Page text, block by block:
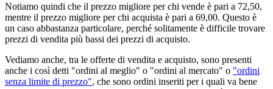
Notiamo quindi che il prezzo migliore per chi vende è pari a 72,50,
mentre il prezzo migliore per chi acquista è pari a 69,00. Questo è
un caso abbastanza particolare, perché solitamente è difficile trovare
prezzi di vendita più bassi dei prezzi di acquisto.
Vediamo anche, tra le offerte di vendita e acquisto, sono presenti
anche i così detti "ordini al meglio" o "ordini al mercato" o "ordini
senza limite di prezzo", che sono ordini inseriti per i quali va bene